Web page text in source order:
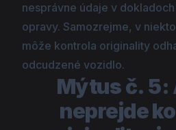
nesprávne údaje v
opravy. Samozrejme, v
môže kontrola originality
odcudzené vozidlo.
Mýtus č. 5:
neprejde